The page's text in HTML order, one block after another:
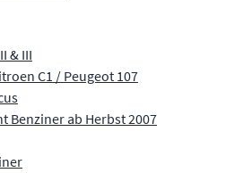
& III
C1 / Peugeot 107
Benziner ab Herbst 2007